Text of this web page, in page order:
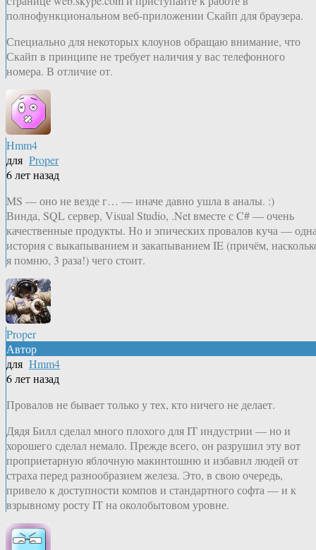
полнофункциональном веб-приложении Скайп для браузера.
Специально для некоторых клоунов обращаю внимание, что
Скайп в принципе не требует наличия у вас телефонного
номера. В отличие от.
Hmm4
для Proper
6 лет назад
MS — оно не везде г… — иначе давно ушла в аналы. :)
Винда, SQL сервер, Visual Studio, .Net вместе с C# — очень
качественные продукты. Но и эпических провалов куча —
история с выкапыванием и закапыванием IE (причём,
я помню, 3 раза!) чего стоит.
Proper
Автор
для Hmm4
6 лет назад
Провалов не бывает только у тех, кто ничего не делает.
Дядя Билл сделал много плохого для IT индустрии — но и
хорошего сделал немало. Прежде всего, он разрушил эту вот
проприетарную яблочную макинтошню и избавил людей от
страха перед разнообразием железа. Это, в свою очередь,
привело к доступности компов и стандартного софта — и к
взрывному росту IT на околобытовом уровне.